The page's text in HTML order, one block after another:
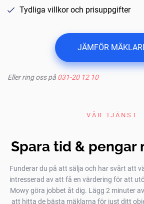
Tydliga villkor och prisuppgifter
JÄMFÖR
Eller ring oss på 031-20 12 10
VÅR TJÄNST
Spara tid & pengar
Funderar du på att sälja och har svårt att
intresserad av att få en värdering för att
Mowy göra jobbet åt dig. Lägg 2 minuter
att hitta de bästa mäklarna för just ditt